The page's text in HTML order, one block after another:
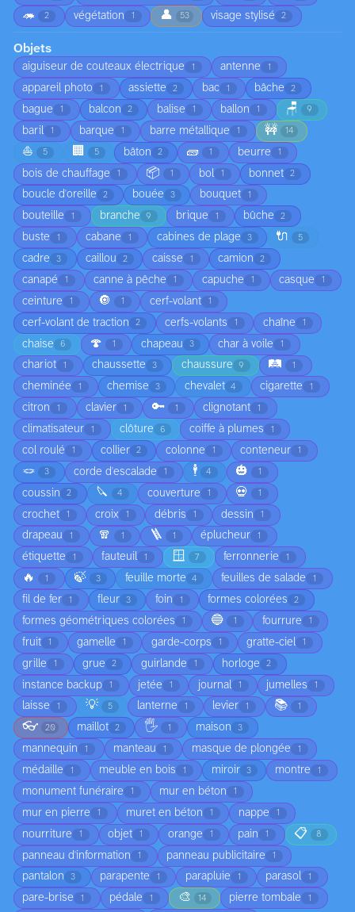
🦔
2 végétation 1 👤 53 visage stylisé 2
Objets
aiguiseur de couteaux électrique 1 antenne 1
appareil photo 1 assiette 2 bac 1 bâche 2
bague 1 balcon 2 balise 1 ballon 1 🪑 9
baril 1 barque 1 barre métallique 1 🚧 14
⛵ 5 🏢 5 bâton 2 🧱 1 beurre 1
bois de chauffage 1 📦 1 bol 1 bonnet 2
boucle d'oreille 2 bouée 3 bouquet 1
bouteille 1 branche 9 brique 1 bûche 2
buste 1 cabane 1 cabines de plage 3 🔌 5
cadre 3 caillou 2 caisse 1 camion 2
canapé 1 canne à pêche 1 capuche 1 casque 1
ceinture 1 🔘 1 cerf-volant 1
cerf-volant de traction 2 cerfs-volants 1 chaîne 1
chaise 6 🍄 1 chapeau 3 char à voile 1
chariot 1 chaussette 3 chaussure 9 🛤️ 1
cheminée 1 chemise 3 chevalet 4 cigarette 1
citron 1 clavier 1 🔑 1 clignotant 1
climatisateur 1 clôture 6 coiffe à plumes 1
col roulé 1 collier 2 colonne 1 conteneur 1
🪢 3 corde d'escalade 1 🕴️ 4 🎃 1
coussin 2 🔪 4 couverture 1 💀 1
crochet 1 croix 1 débris 1 dessin 1
drapeau 1 🧣 1 🪜 1 éplucheur 1
étiquette 1 fauteuil 1 🪟 7 ferronnerie 1
🔥 1 🍃 3 feuille morte 4 feuilles de salade 1
fil de fer 1 fleur 3 foin 1 formes colorées 2
formes géométriques colorées 1 🔵 1 fourrure 1
fruit 1 gamelle 1 garde-corps 1 gratte-ciel 1
grille 1 grue 2 guirlande 1 horloge 2
instance backup 1 jetée 1 journal 1 jumelles 1
laisse 1 💡 5 lanterne 1 levier 1 📚 1
👓 20 maillot 2 🖐️ 1 maison 3
mannequin 1 manteau 1 masque de plongée 1
médaille 1 meuble en bois 1 miroir 3 montre 1
monument funéraire 1 mur en béton 1
mur en pierre 1 muret en béton 1 nappe 1
nourriture 1 objet 1 orange 1 pain 1 📋 8
panneau d'information 1 panneau publicitaire 1
pantalon 3 parapente 1 parapluie 1 parasol 1
pare-brise 1 pédale 1 🎨 14 pierre tombale 1